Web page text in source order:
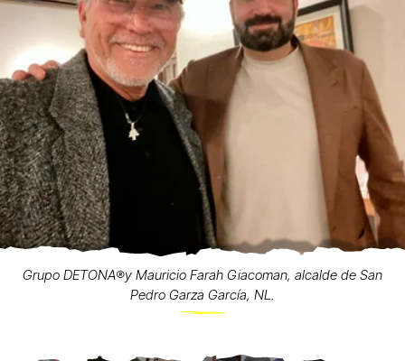
Grupo DETONA®️y Mauricio Farah Giacoman, alcalde de San
Pedro Garza García, NL.